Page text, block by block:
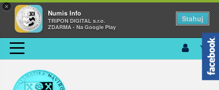
×
Numis Info
TRIPON DIGITAL s.r.o.
ZDARMA - Na Google Play
Stahuj